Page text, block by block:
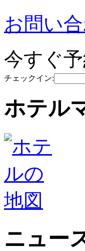
お問い
今すぐ
チェックイン:
ホテル
ニュー